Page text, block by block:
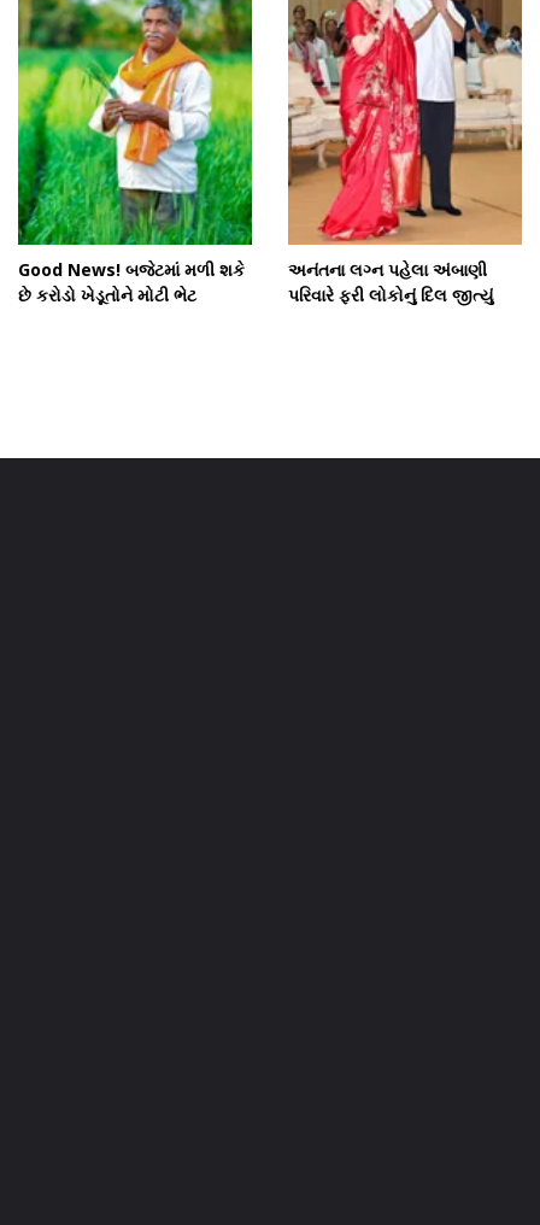
Good News! બજેટમાં મળી શકે
છે કરોડો ખેડૂતોને મોટી ભેટ
અનંતના લગ્ન પહેલા અંબાણી
પરિવારે ફરી લોકોનું દિલ જીત્યું